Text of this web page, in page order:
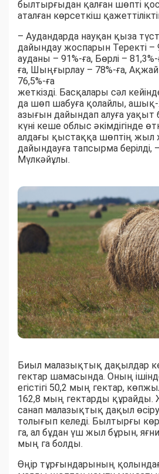
былтырғыдан қалған шөпті
аталған көрсеткіш
– Аудандарда науқан қыза
дайындау жоспарын Теректі –
ауданы – 91%-ға, Бөрлі –
ға, Шыңғырлау – 78%-ға,
76,5%-ға
жеткізді. Басқалары сәл
да шөп шабуға қолайлы,
азығын дайындап алуға уақыт
күні кеше облыс әкімдігінде
алдағы қыстаққа шөптің
дайындауға тапсырма берілді,
Мүлкәйұлы.
Биыл малазықтық дақылдар
гектар шамасында. Оның
егістігі 50,2 мың гектар,
162,8 мың гектарды құрайды.
санап малазықтық дақыл
толығып келеді. Былтырғы
га, ал бұдан үш жыл бұрын,
мың га болды.
Өңір тұрғындарының